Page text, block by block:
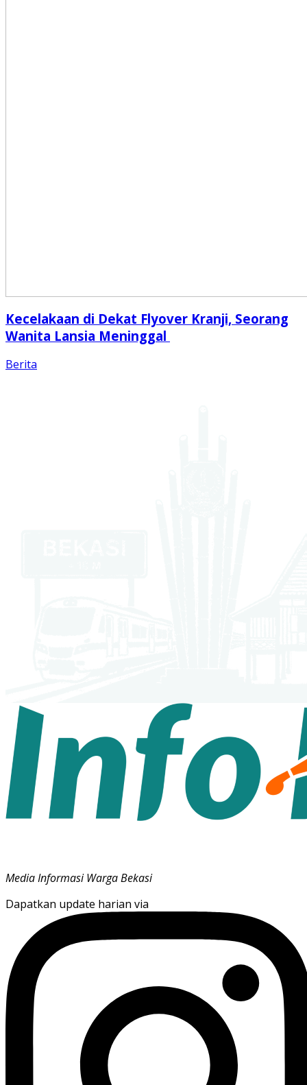
Kecelakaan di Dekat Flyover Kranji, Seorang
Wanita Lansia Meninggal
Berita
Media Informasi Warga Bekasi
Dapatkan update harian via